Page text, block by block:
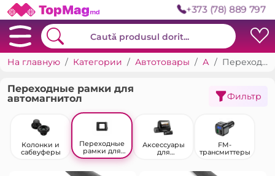
+373 (78) 889 797
На главную Категории Автотовары Автозвук Переходные рамки для автомагнитол
Переходные рамки для
автомагнитол
Фильтр
Колонки и
сабвуферы
Переходные
рамки для
автомагнитол
Аксессуары
для
FM-
трансмиттеры